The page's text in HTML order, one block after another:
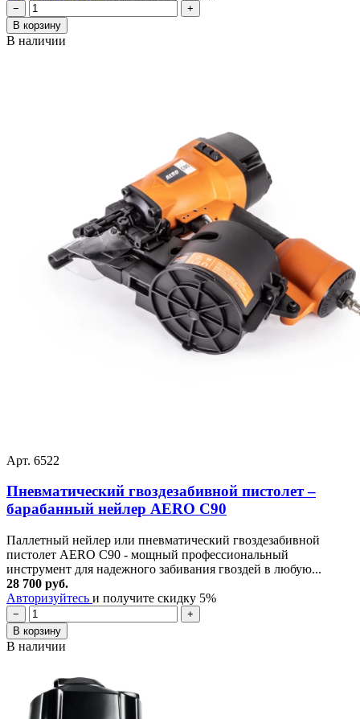
−
+
В корзину
В наличии
Арт. 6522
Пневматический гвоздезабивной пистолет –
барабанный нейлер AERO C90
Паллетный нейлер или пневматический гвоздезабивной
пистолет AERO C90 - мощный профессиональный
инструмент для надежного забивания гвоздей в любую...
28 700 руб.
Авторизуйтесь и получите скидку 5%
−
+
В корзину
В наличии